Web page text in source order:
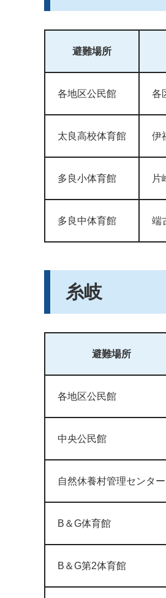
避難場所
各地区公民館 各
太良高校体育館 伊
多良小体育館 片
多良中体育館 端
糸岐
避難場所
各地区公民館
中央公民館
自然休養村管理センター
B＆G体育館
B＆G第2体育館